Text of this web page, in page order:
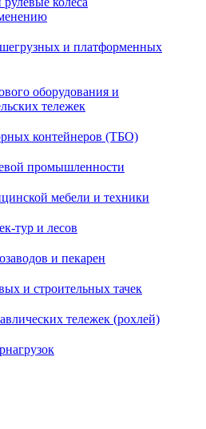
и платформенных
оборудования и
тележек
контейнеров (ТБО)
промышленности
мебели и техники
тур и лесов
и пекарен
и строительных тачек
тележек (рохлей)